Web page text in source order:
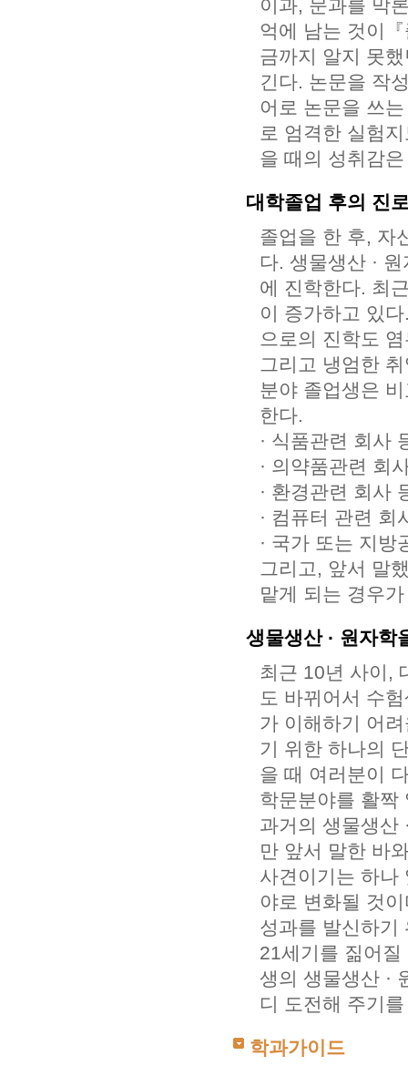
이과, 문과를 막
억에 남는 것이
금까지 알지 못
긴다. 논문을 작
어로 논문을 쓰
로 엄격한 실험
을 때의 성취감
대학졸업 후의 진
졸업을 한 후, 자
다. 생물생산 ·
에 진학한다. 최
이 증가하고 있
으로의 진학도
그리고 냉엄한
분야 졸업생은
한다.
· 식품관련 회사
· 의약품관련 회
· 환경관련 회사
· 컴퓨터 관련 회
· 국가 또는 지방
그리고, 앞서 말
맡게 되는 경우
생물생산 · 원자학
최근 10년 사이,
도 바뀌어서 수
가 이해하기 어
기 위한 하나의
을 때 여러분이
학문분야를 활짝
과거의 생물생산
만 앞서 말한 바
사견이기는 하나
야로 변화될 것
성과를 발신하기
21세기를 짊어
생의 생물생산 ·
디 도전해 주기
학과가이드